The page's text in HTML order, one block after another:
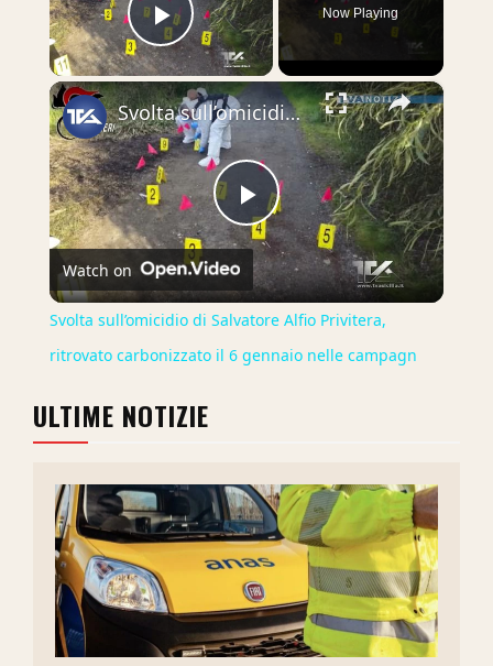
Play Video
Now Playing
×
Play
Video
Svolta sull’omicidio di Salvatore Alfio Privitera, ritrovato carbonizzato il 6 gennaio nelle campagn
Watch on
Svolta sull’omicidio di Salvatore Alfio Privitera,
ritrovato carbonizzato il 6 gennaio nelle campagn
ULTIME NOTIZIE